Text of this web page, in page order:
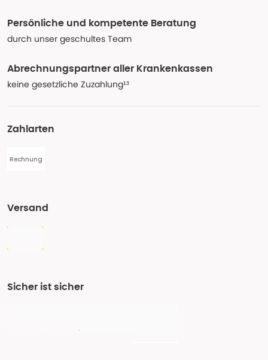
Persönliche und kompetente Beratung
durch unser geschultes Team
Abrechnungspartner aller Krankenkassen
keine gesetzliche Zuzahlung¹³
Zahlarten
Rechnung
Versand
Sicher ist sicher